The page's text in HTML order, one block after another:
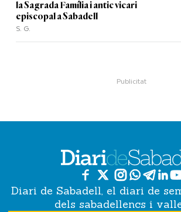
la Sagrada Família i antic vicari
episcopal a Sabadell
S. G.
Diari de Sabadell, el diari de
dels sabadellencs i